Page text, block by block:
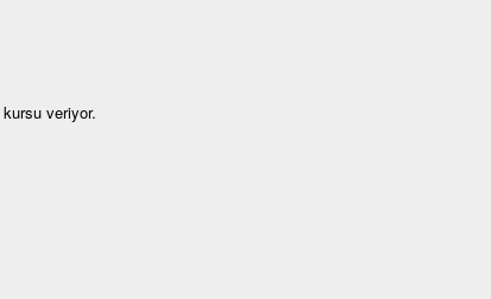
kursu veriyor.